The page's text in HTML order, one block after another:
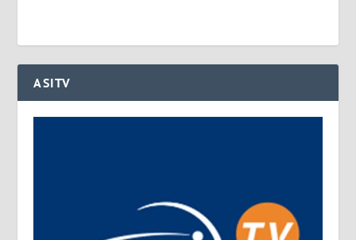
ASITV